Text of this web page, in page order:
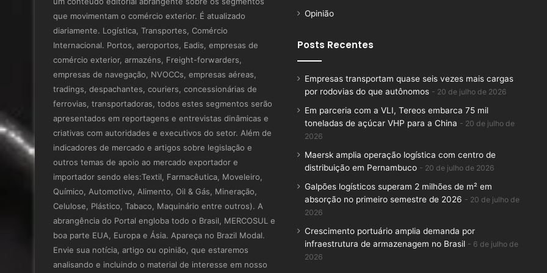
que movimentam o comércio exterior. É atualizado
diariamente. Logística, Transportes, Comércio
Internacional. Portos, aeroportos, Eadis, empresas de
comércio exterior, armazéns, Freight-forwarders,
empresas de navegação, NVOCCs, empresas aéreas,
tradings, despachantes, couriers, concessionárias de
ferrovias, transportadoras, todos estes segmentos serão
apresentados em reportagens e entrevistas dinâmicas e
criativas com autoridades e executivos do setor. Além de
indicadores de mercado e artigos sobre legislação e
outros temas de apoio ao mercado exportador e
importador sendo eles:Textil, Farmacêutica, Moveleiro,
Químico, Automotivo, Alimento, Oil & Gás, Mineração,
Celulose, Plástico, Tabaco, Maquinário entre outros). A
abrangência do Portal engloba todo o Brasil, MERCOSUL e
boa parte EUA, Europa e Ásia. Apareça no Brazil Modal.
Envie sua notícia, artigo ou opinião, que estaremos
analisando e incluindo o material de interesse em nosso
Opinião
Posts Recentes
Empresas transportam quase seis vezes mais cargas
por rodovias do que autônomos
20 de julho de 2026
Em parceria com a VLI, Tereos embarca 75 mil
toneladas de açúcar VHP para a China
20 de julho de
2026
Maersk amplia operação logística com centro de
distribuição em Pernambuco
20 de julho de 2026
Galpões logísticos superam 2 milhões de m² em
absorção no primeiro semestre de 2026
20 de julho de
2026
Crescimento portuário amplia demanda por
infraestrutura de armazenagem no Brasil
6 de julho de
2026